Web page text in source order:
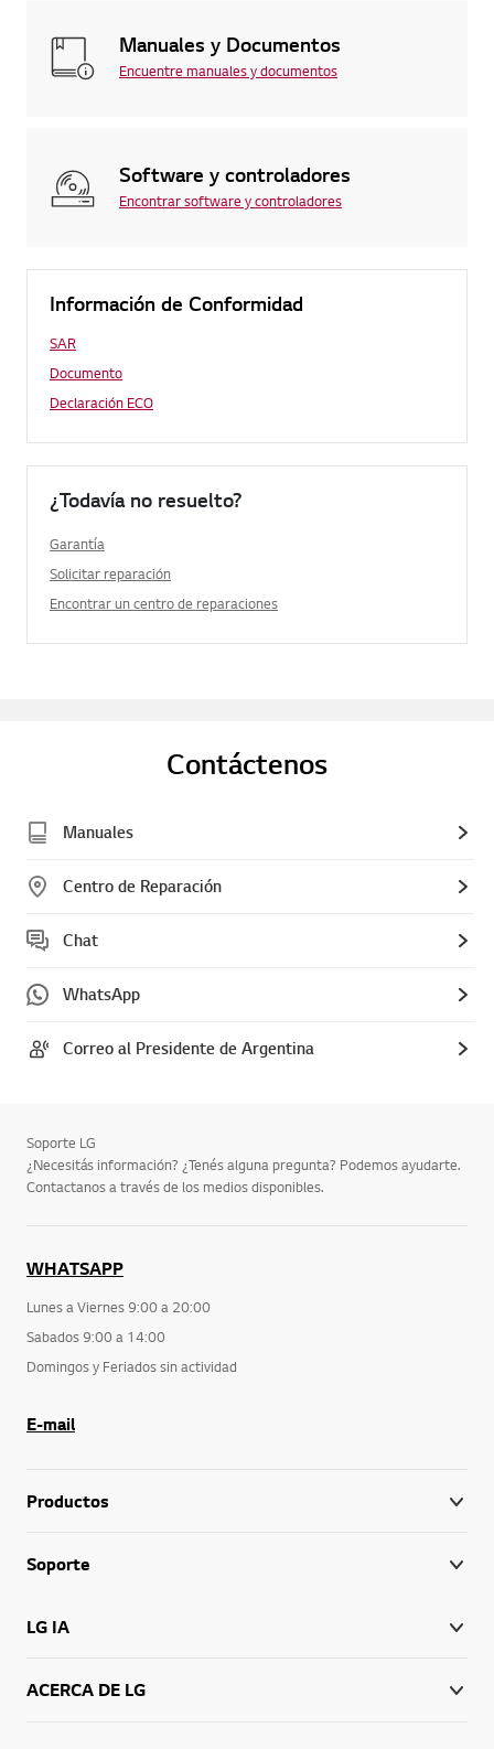
Manuales y Documentos
Encuentre manuales y documentos
Software y controladores
Encontrar software y controladores
Información de Conformidad
SAR
Documento
Declaración ECO
¿Todavía no resuelto?
Garantía
Solicitar reparación
Encontrar un centro de reparaciones
Contáctenos
Manuales
Centro de Reparación
Chat
WhatsApp
Correo al Presidente de Argentina
Soporte LG
¿Necesitás información? ¿Tenés alguna pregunta? Podemos ayudarte.
Contactanos a través de los medios disponibles.
WHATSAPP
Lunes a Viernes 9:00 a 20:00
Sabados 9:00 a 14:00
Domingos y Feriados sin actividad
E-mail
Productos
Soporte
LG IA
ACERCA DE LG